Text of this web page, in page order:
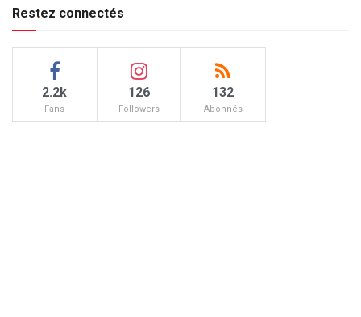
Restez connectés
2.2k
Fans
126
Followers
132
Abonnés